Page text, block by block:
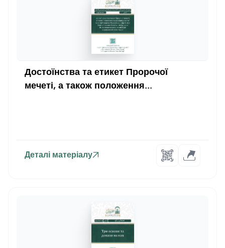
Достоїнства та етикет Пророчої
мечеті, а також положення...
Деталі матеріалу